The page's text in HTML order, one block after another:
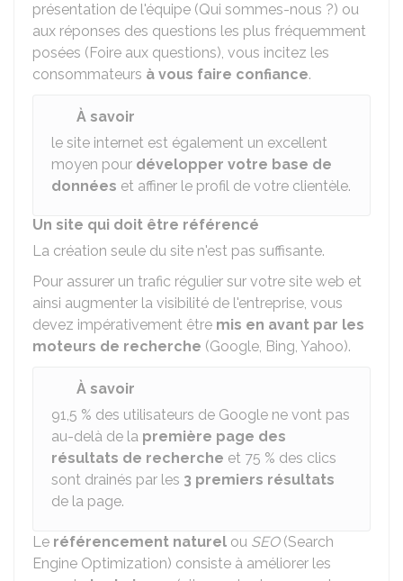
présentation de l'équipe (Qui sommes-nous ?) ou
aux réponses des questions les plus fréquemment
posées (Foire aux questions), vous incitez les
consommateurs à vous faire confiance.
À savoir
le site internet est également un excellent
moyen pour développer votre base de
données et affiner le profil de votre clientèle.
Un site qui doit être référencé
La création seule du site n'est pas suffisante.
Pour assurer un trafic régulier sur votre site web et
ainsi augmenter la visibilité de l'entreprise, vous
devez impérativement être mis en avant par les
moteurs de recherche (Google, Bing, Yahoo).
À savoir
91,5 % des utilisateurs de Google ne vont pas
au-delà de la première page des
résultats de recherche et 75 % des clics
sont drainés par les 3 premiers résultats
de la page.
Le référencement naturel ou SEO(Search
Engine Optimization) consiste à améliorer les